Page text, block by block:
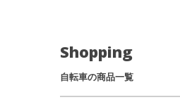
Shopping
自転車の商品一覧